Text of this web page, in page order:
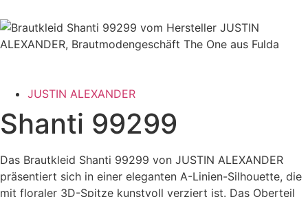
JUSTIN ALEXANDER
Shanti 99299
Das Brautkleid Shanti 99299 von JUSTIN ALEXANDER
präsentiert sich in einer eleganten A-Linien-Silhouette, die
mit floraler 3D-Spitze kunstvoll verziert ist. Das Oberteil